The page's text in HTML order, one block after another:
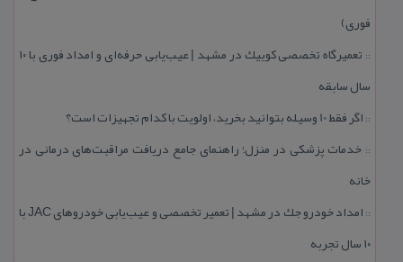
فوری)
::
تعمیرگاه تخصصی كوییك در مشهد | عیب‌یابی حرفه‌ای و امداد فوری با ۱۰
سال سابقه
:: اگر فقط 10 وسیله بتوانید بخرید، اولویت با كدام تجهیزات است؟
:: خدمات پزشكی در منزل؛ راهنمای جامع دریافت مراقبت‌های درمانی در
خانه
::
امداد خودرو جك در مشهد | تعمیر تخصصی و عیب‌یابی خودروهای JAC با
۱۰ سال تجربه